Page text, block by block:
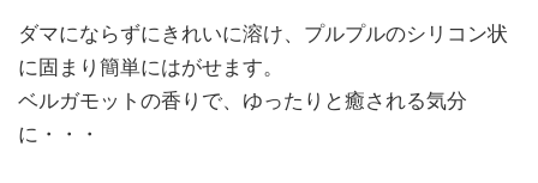
ダマにならずにきれいに溶け、プルプルのシリコン状
に固まり簡単にはがせます。
ベルガモットの香りで、ゆったりと癒される気分
に・・・